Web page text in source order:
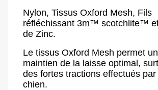
Nylon, Tissus Oxford Mesh, Fils
réfléchissant 3m™ scotchlite™
de Zinc.
Le tissus Oxford Mesh permet
maintien de la laisse optimal,
des fortes tractions effectués
chien.